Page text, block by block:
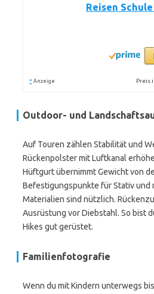
Reisen
* Anzeige Preis
Outdoor- und
Auf Touren zählen Stabilität und
Rückenpolster mit Luftkanal
Hüftgurt übernimmt Gewicht von
Befestigungspunkte für Stativ und
Materialien sind nützlich.
Ausrüstung vor Diebstahl. So bist
Hikes gut gerüstet.
Familienfotografie
Wenn du mit Kindern unterwegs